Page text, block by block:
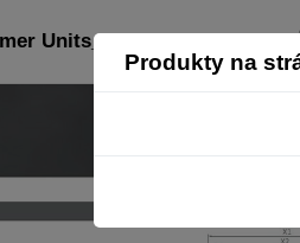
Produkty na
Units_PL: strana 187